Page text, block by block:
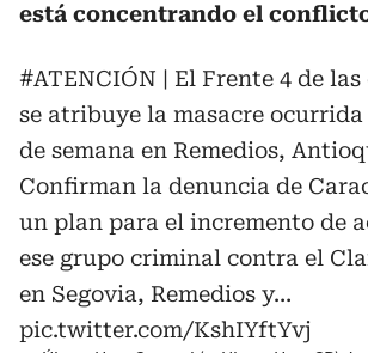
está concentrando el
#ATENCIÓN | El Frente 4 de
se atribuye la masacre
de semana en Remedios,
Confirman la denuncia de
un plan para el incremento de
ese grupo criminal contra el
en Segovia, Remedios y…
pic.twitter.com/KshIYftYvj